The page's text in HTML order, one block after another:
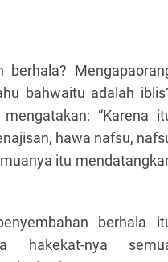
berhala?
bahwaitu adalah
“Karena
hawa nafsu,
itu
berhala
hakekat-nya